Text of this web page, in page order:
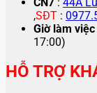
,SĐT :
Giờ làm việc
17:00)
HỖ TRỢ